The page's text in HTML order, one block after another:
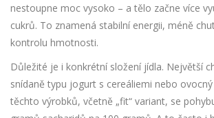
nestoupne moc vysoko – a tělo začne více
cukrů. To znamená stabilní energii, méně
kontrolu hmotnosti.
Důležité je i konkrétní složení jídla. Největší
snídaně typu jogurt s cereáliemi nebo
těchto výrobků, včetně „fit“ variant, se